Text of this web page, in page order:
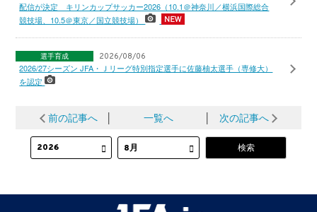
配信が決定 キリンカップサッカー2026（10.1＠神奈川／横浜国際総合
競技場、10.5＠東京／国立競技場）
選手育成 2026/08/06
2026/27シーズン JFA・Ｊリーグ特別指定選手に佐藤柚太選手（専修大）
を認定
前の記事へ 一覧へ 次の記事へ